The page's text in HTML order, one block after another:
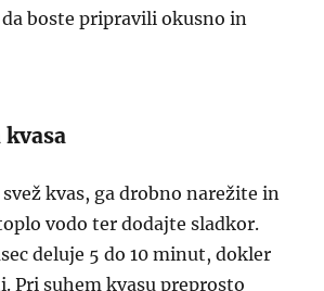
boste pripravili okusno in
kvasa
kvas, ga drobno narežite in
vodo ter dodajte sladkor.
deluje 5 do 10 minut, dokler
Pri suhem kvasu preprosto